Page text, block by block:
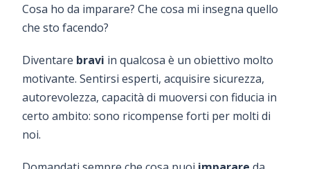
Cosa ho da imparare? Che cosa mi insegna quello
che sto facendo?
Diventare bravi in qualcosa è un obiettivo molto
motivante. Sentirsi esperti, acquisire sicurezza,
autorevolezza, capacità di muoversi con fiducia in
certo ambito: sono ricompense forti per molti di
noi.